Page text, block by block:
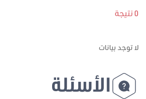
0 نتيجة
لا توجد بيانات
الأسئلة